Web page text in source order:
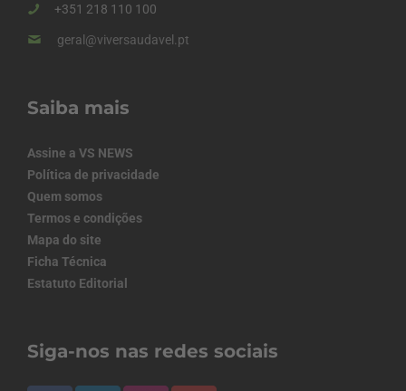
+351 218 110 100
geral@viversaudavel.pt
Saiba mais
Assine a VS NEWS
Política de privacidade
Quem somos
Termos e condições
Mapa do site
Ficha Técnica
Estatuto Editorial
Siga-nos nas redes sociais